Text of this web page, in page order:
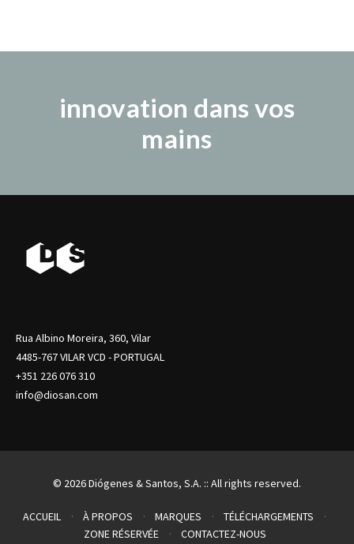
innovation dans vos
mains
Rua Albino Moreira, 360, Vilar
4485-767 VILAR VCD - PORTUGAL
+351 226 076 310
info@diosan.com
© 2026 Diógenes & Santos, S.A. :: All rights reserved.
ACCUEIL À PROPOS MARQUES
TÉLÉCHARGEMENTS
ZONE RÉSERVÉE
CONTACTEZ-NOUS